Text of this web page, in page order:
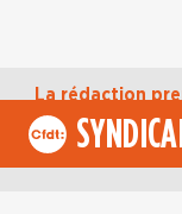
La rédaction
jusqu’au
l’actualité de la